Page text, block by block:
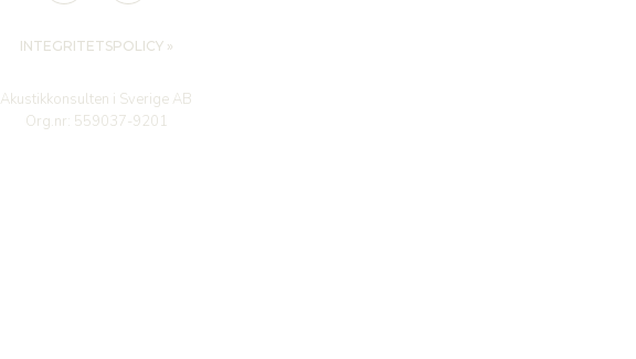
INTEGRITETSPOLICY »
Akustikkonsulten i Sverige AB
Org.nr: 559037-9201